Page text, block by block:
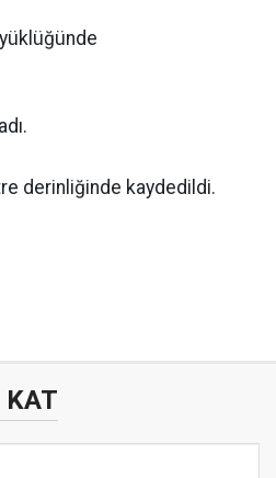
derinliğinde kaydedildi.
KAT